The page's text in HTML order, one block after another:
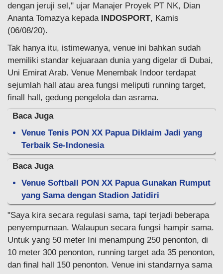
dengan jeruji sel," ujar Manajer Proyek PT NK, Dian
Ananta Tomazya kepada INDOSPORT, Kamis
(06/08/20).
Tak hanya itu, istimewanya, venue ini bahkan sudah
memiliki standar kejuaraan dunia yang digelar di Dubai,
Uni Emirat Arab. Venue Menembak Indoor terdapat
sejumlah hall atau area fungsi meliputi running target,
finall hall, gedung pengelola dan asrama.
Baca Juga
Venue Tenis PON XX Papua Diklaim Jadi yang
Terbaik Se-Indonesia
Baca Juga
Venue Softball PON XX Papua Gunakan Rumput
yang Sama dengan Stadion Jatidiri
"Saya kira secara regulasi sama, tapi terjadi beberapa
penyempurnaan. Walaupun secara fungsi hampir sama.
Untuk yang 50 meter Ini menampung 250 penonton, di
10 meter 300 penonton, running target ada 35 penonton,
dan final hall 150 penonton. Venue ini standarnya sama